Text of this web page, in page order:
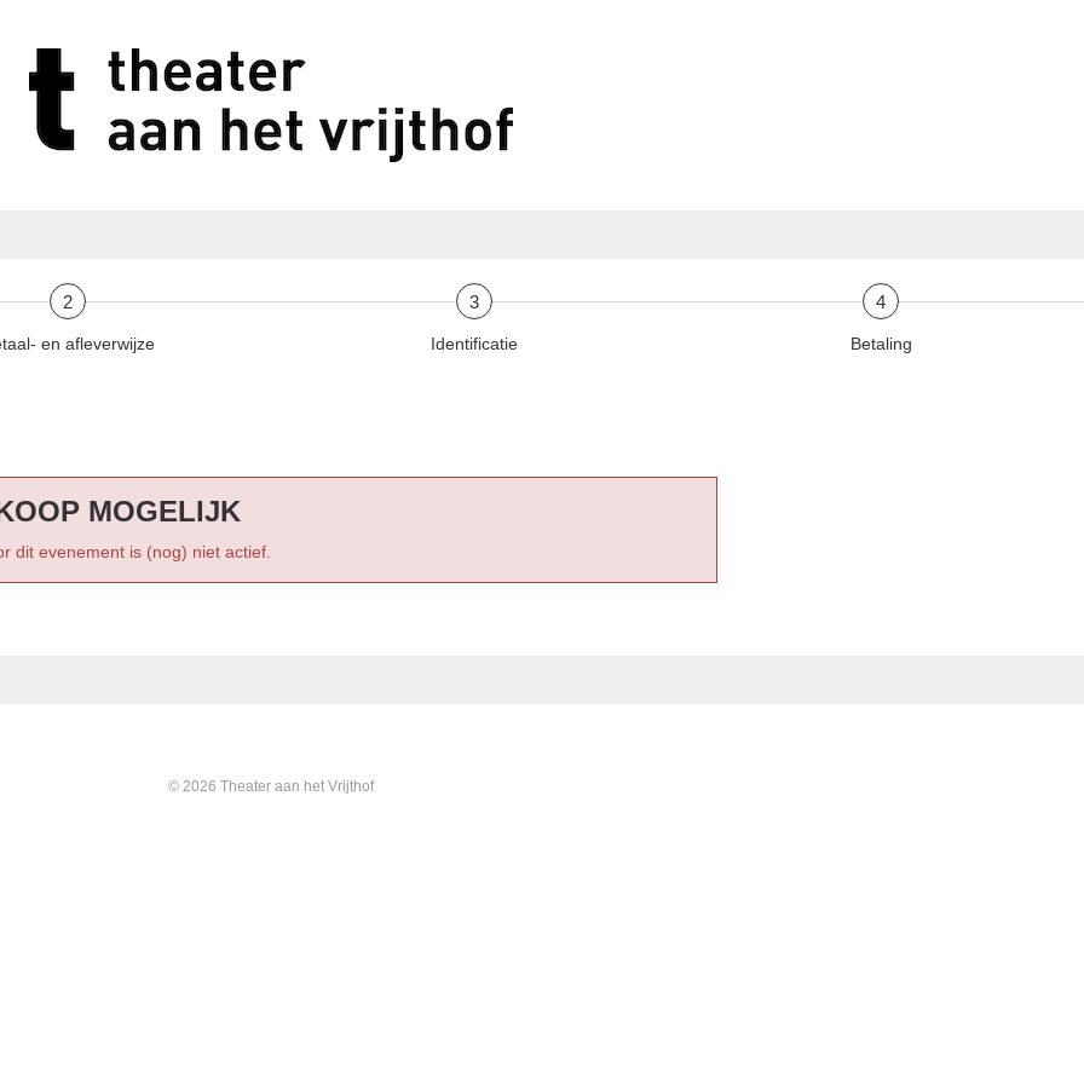
2
en afleverwijze
3
Identificatie
4
Betaling
MOGELIJK
dit evenement is (nog) niet actief.
© 2026 Theater aan het Vrijthof